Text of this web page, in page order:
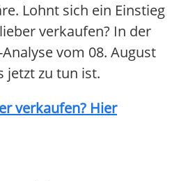
Lohnt sich ein Einstieg
verkaufen? In der
vom 08. August
jetzt zu tun ist.
verkaufen? Hier